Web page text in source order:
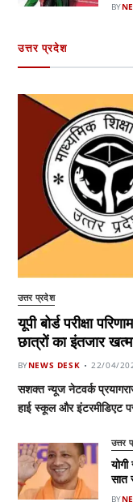
BY
उत्तर प्रदेश
उत्तर प्रदेश
यूपी बोर्ड परीक्षा
छात्रों का इंतजार खत्म
BYNEWS DESK 22/04/
सशक्त न्यूज नेटवर्क
हाई स्कूल और इंटरमीडिएट
उत्तर
सात
BY